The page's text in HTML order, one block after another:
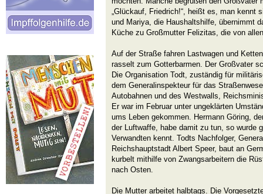
„Glückauf, Friedrich!“, heißt es, man kennt
und Mariya, die Haushaltshilfe, übernimmt
Küche zu Großmutter Felizitas, die von
Auf der Straße fahren Lastwagen und
rasselt zum Gotterbarmen. Der Großvater
Die Organisation Todt, zuständig für
dem Generalinspekteur für das
Autobahnen und des Westwalls,
Er war im Februar unter ungeklärten
ums Leben gekommen. Hermann Göring,
der Luftwaffe, habe damit zu tun, so wurde
Verwandten kennt. Todts Nachfolger,
Reichshauptstadt Albert Speer, baut an
kurbelt mithilfe von Zwangsarbeitern die
nach Osten.
Die Mutter arbeitet halbtags. Die